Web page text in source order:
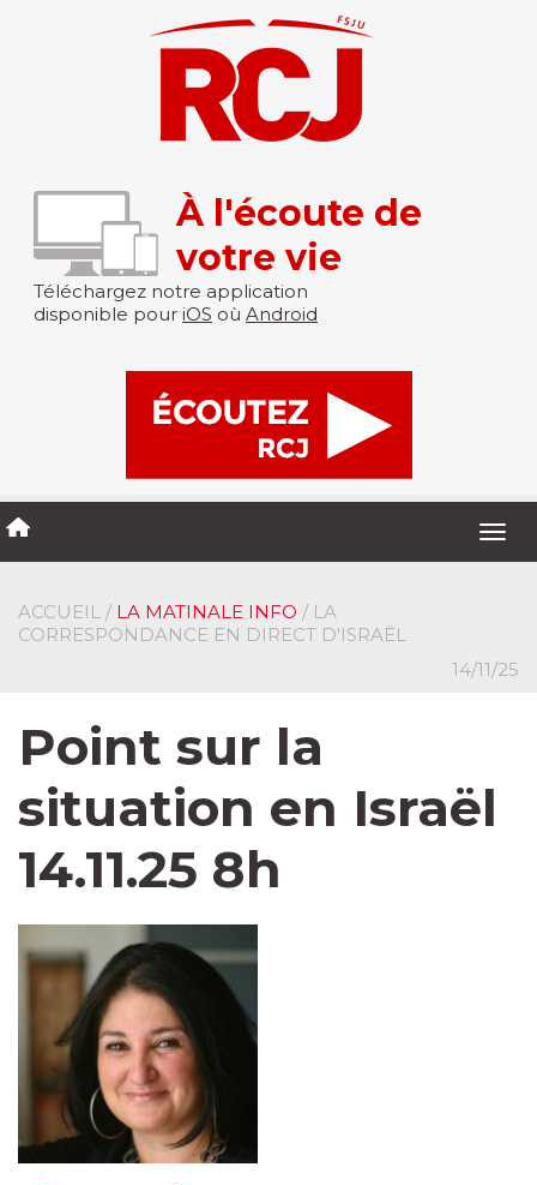
À l'écoute de
votre vie
Téléchargez notre application
disponible pour iOS où Android
ACCUEIL / LA MATINALE INFO / LA
CORRESPONDANCE EN DIRECT D'ISRAËL
14/11/25
Point sur la
situation en Israël
14.11.25 8h